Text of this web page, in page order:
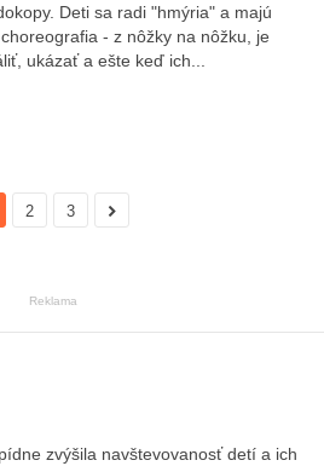
Deti sa radi "hmýria" a majú
- z nôžky na nôžku, je
ukázať a ešte keď ich...
2 3
Reklama
zvýšila navštevovanosť detí a ich